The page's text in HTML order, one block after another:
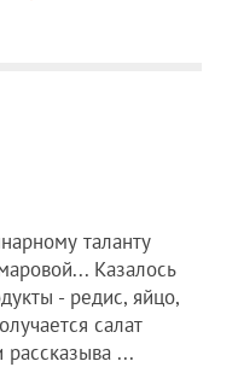
таланту
Казалось
- редис, яйцо,
салат
...